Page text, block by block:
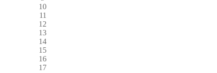
10
11
12
13
14
15
16
17